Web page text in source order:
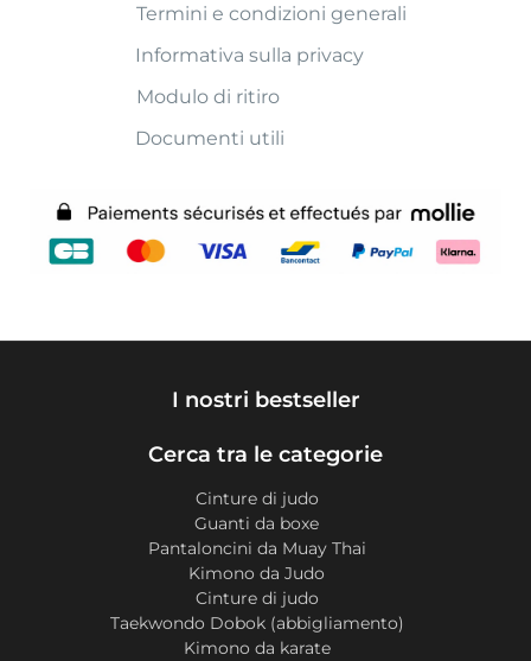
Termini e condizioni generali
Informativa sulla privacy
Modulo di ritiro
Documenti utili
I nostri bestseller
Cerca tra le categorie
Cinture di judo
Guanti da boxe
Pantaloncini da Muay Thai
Kimono da Judo
Cinture di judo
Taekwondo Dobok (abbigliamento)
Kimono da karate